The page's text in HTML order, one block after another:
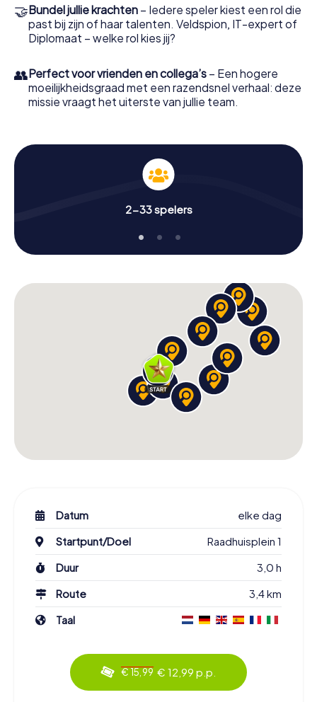
🤝Bundel jullie krachten – Iedere speler kiest een rol die
past bij zijn of haar talenten. Veldspion, IT-expert of
Diplomaat – welke rol kies jij?
👥Perfect voor vrienden en collega’s – Een hogere
moeilijkheidsgraad met een razendsnel verhaal: deze
missie vraagt het uiterste van jullie team.
2-33 spelers
Datum
elke dag
Startpunt/Doel
Raadhuisplein 1
Duur
3,0 h
Route
3,4 km
Taal
€ 15,99 € 12,99 p.p.